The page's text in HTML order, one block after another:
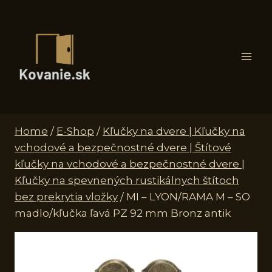
Home / E-Shop / Kľučky na dvere | Kľučky na
vchodové a bezpečnostné dvere | Štítové
kľučky na vchodové a bezpečnostné dvere |
Kľučky na spevnených rustikálnych štítoch
bez prekrytia vložky / MI – LYON/RAMA M – SO
madlo/kľučka ľavá PZ 92 mm Bronz antik